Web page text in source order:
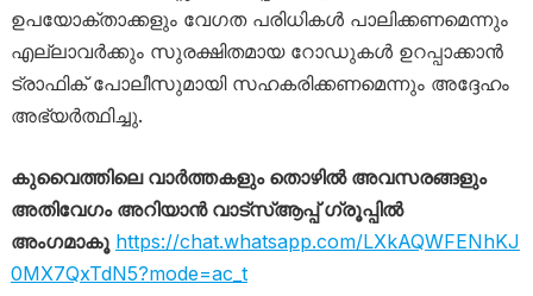
ഉപയോക്താക്കളും വേഗത പരിധികൾ പാലിക്കണമെന്നും
എല്ലാവർക്കും സുരക്ഷിതമായ റോഡുകൾ ഉറപ്പാക്കാൻ
ട്രാഫിക് പോലീസുമായി സഹകരിക്കണമെന്നും അദ്ദേഹം
അഭ്യർത്ഥിച്ചു.
കുവൈത്തിലെ വാർത്തകളും തൊഴിൽ അവസരങ്ങളും
അതിവേഗം അറിയാൻ വാട്സ്ആപ്പ് ഗ്രൂപ്പിൽ
അംഗമാകൂ https://chat.whatsapp.com/LXkAQWFENhKJ
0MX7QxTdN5?mode=ac_t